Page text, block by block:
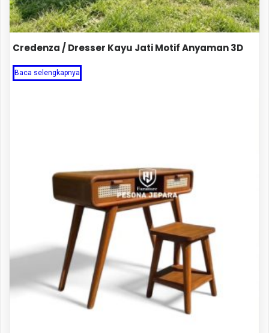
Credenza / Dresser Kayu Jati Motif Anyaman 3D
Baca selengkapnya